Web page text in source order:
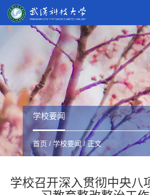
学校要闻
首页 / 学校要闻/ 正文
学校召开深入贯彻中央八